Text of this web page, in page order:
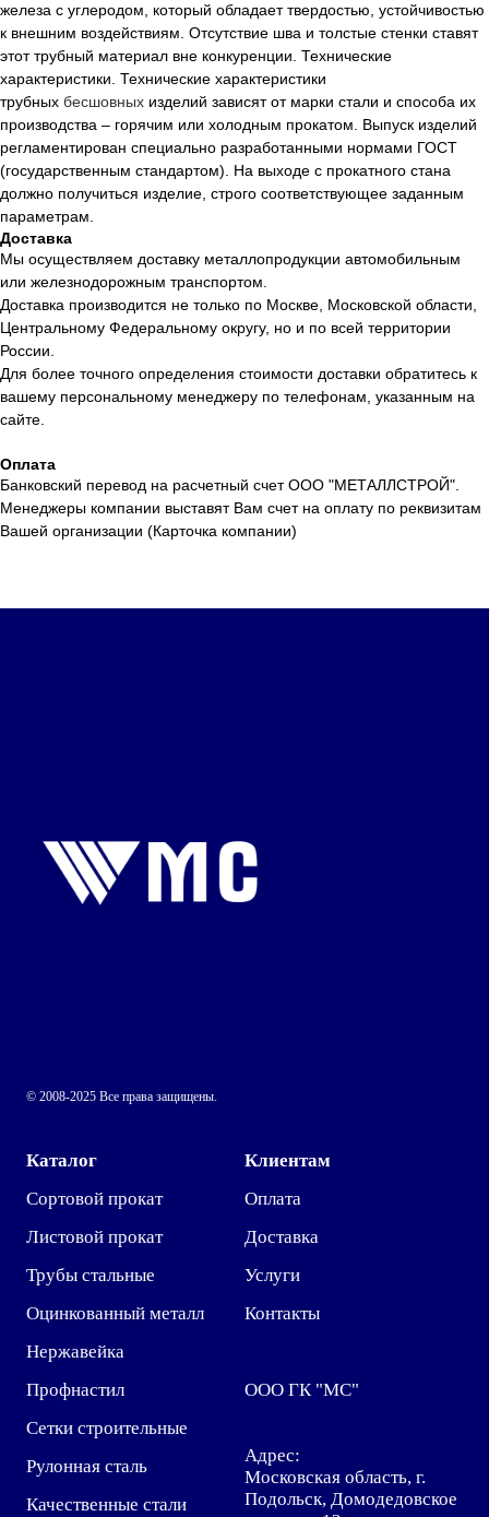
железа с углеродом, который обладает твердостью, устойчивостью
к внешним воздействиям. Отсутствие шва и толстые стенки ставят
этот трубный материал вне конкуренции. Технические
характеристики. Технические характеристики
трубных бесшовных изделий зависят от марки стали и способа их
производства – горячим или холодным прокатом. Выпуск изделий
регламентирован специально разработанными нормами ГОСТ
(государственным стандартом). На выходе с прокатного стана
должно получиться изделие, строго соответствующее заданным
параметрам.
Доставка
Мы осуществляем доставку металлопродукции автомобильным
или железнодорожным транспортом.
Доставка производится не только по Москве, Московской области,
Центральному Федеральному округу, но и по всей территории
России.
Для более точного определения стоимости доставки обратитесь к
вашему персональному менеджеру по телефонам, указанным на
сайте.
Оплата
Банковский перевод на расчетный счет ООО "МЕТАЛЛСТРОЙ".
Менеджеры компании выставят Вам счет на оплату по реквизитам
Вашей организации (Карточка компании)
© 2008-2025 Все права защищены.
Каталог
Сортовой прокат
Листовой прокат
Трубы стальные
Оцинкованный металл
Нержавейка
Профнастил
Сетки строительные
Рулонная сталь
Качественные стали
Клиентам
Оплата
Доставка
Услуги
Контакты
ООО ГК "МС"
Адрес:
Московская область, г.
Подольск, Домодедовское